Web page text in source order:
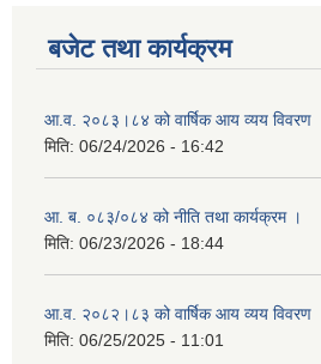
बजेट तथा कार्यक्रम
आ.व. २०८३।८४ को वार्षिक आय व्यय विवरण
मिति: 06/24/2026 - 16:42
आ. ब. ०८३/०८४ को नीति तथा कार्यक्रम ।
मिति: 06/23/2026 - 18:44
आ.व. २०८२।८३ को वार्षिक आय व्यय विवरण
मिति: 06/25/2025 - 11:01